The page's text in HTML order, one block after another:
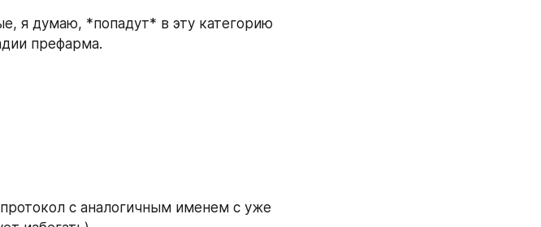
я думаю, *попадут* в эту категорию
префарма.
с аналогичным именем с уже